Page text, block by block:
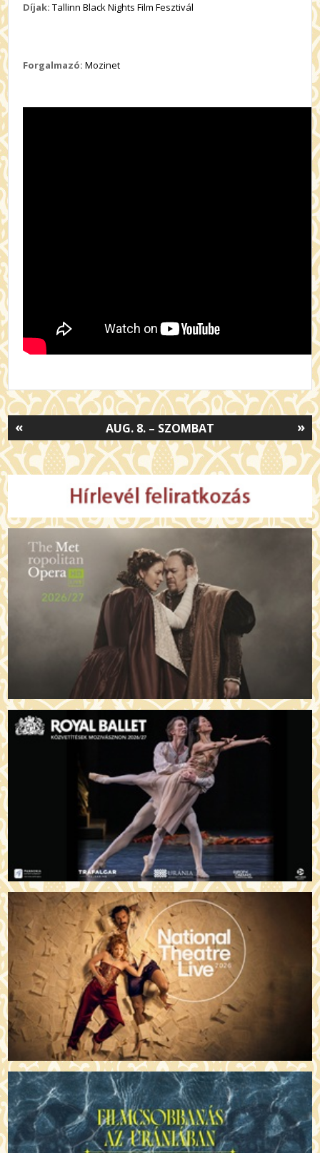
Díjak: Tallinn Black Nights Film Fesztivál
Forgalmazó: Mozinet
»
AUG. 8. – SZOMBAT
«